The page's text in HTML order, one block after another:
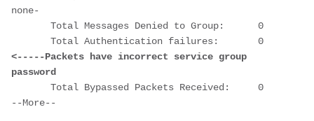
none-
<-----Packets have incorrect service group
password